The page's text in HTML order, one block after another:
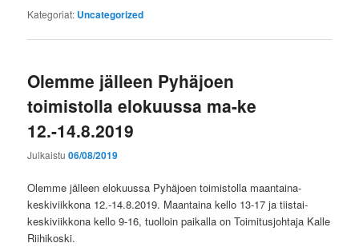
Kategoriat: Uncategorized
Olemme jälleen Pyhäjoen
toimistolla elokuussa ma-ke
12.-14.8.2019
Julkaistu06/08/2019
Olemme jälleen elokuussa Pyhäjoen toimistolla maantaina-
keskiviikkona 12.-14.8.2019. Maantaina kello 13-17 ja tiistai-
keskiviikkona kello 9-16, tuolloin paikalla on Toimitusjohtaja Kalle
Riihikoski.